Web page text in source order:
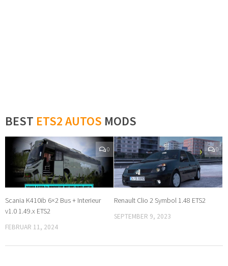
BEST ETS2 AUTOS MODS
0
Scania K410ib 6×2 Bus + Interieur
v1.0 1.49.x ETS2
FEBRUAR 11, 2024
0
Renault Clio 2 Symbol 1.48 ETS2
SEPTEMBER 9, 2023